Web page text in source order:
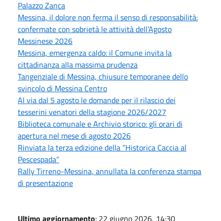
Palazzo Zanca
Messina, il dolore non ferma il senso di responsabilità:
confermate con sobrietà le attività dell’Agosto
Messinese 2026
Messina, emergenza caldo: il Comune invita la
cittadinanza alla massima prudenza
Tangenziale di Messina, chiusure temporanee dello
svincolo di Messina Centro
Al via dal 5 agosto le domande per il rilascio dei
tesserini venatori della stagione 2026/2027
Biblioteca comunale e Archivio storico: gli orari di
apertura nel mese di agosto 2026
Rinviata la terza edizione della “Historica Caccia al
Pescespada”
Rally Tirreno-Messina, annullata la conferenza stampa
di presentazione
Ultimo aggiornamento: 22 giugno 2026, 14:30